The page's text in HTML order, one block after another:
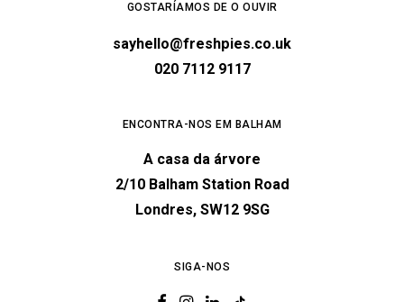
GOSTARÍAMOS DE O OUVIR
sayhello@freshpies.co.uk
020 7112 9117
ENCONTRA-NOS EM BALHAM
A casa da árvore
2/10 Balham Station Road
Londres, SW12 9SG
SIGA-NOS